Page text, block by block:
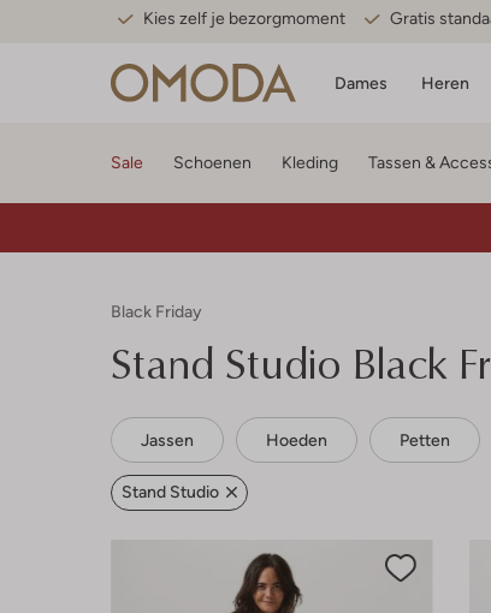
Kies zelf je bezorgmoment Gratis
Dames Heren
Sale Schoenen Kleding Tassen &
Black Friday
Stand Studio Black
Jassen Hoeden Petten
Stand Studio